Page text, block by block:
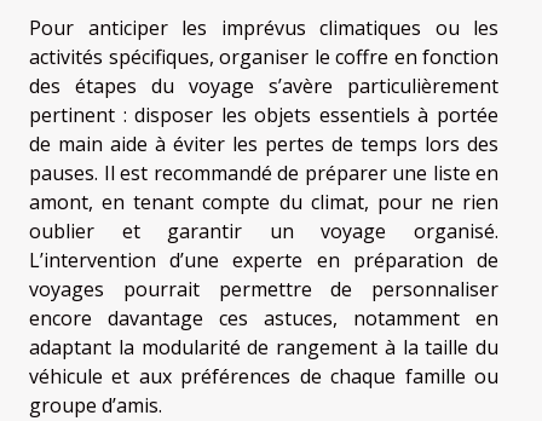
Pour anticiper les imprévus climatiques ou les
activités spécifiques, organiser le coffre en fonction
des étapes du voyage s’avère particulièrement
pertinent : disposer les objets essentiels à portée
de main aide à éviter les pertes de temps lors des
pauses. Il est recommandé de préparer une liste en
amont, en tenant compte du climat, pour ne rien
oublier et garantir un voyage organisé.
L’intervention d’une experte en préparation de
voyages pourrait permettre de personnaliser
encore davantage ces astuces, notamment en
adaptant la modularité de rangement à la taille du
véhicule et aux préférences de chaque famille ou
groupe d’amis.